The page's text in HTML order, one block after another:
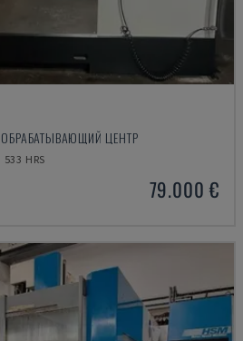
ОБРАБАТЫВАЮЩИЙ ЦЕНТР
533 HRS
79.000 €